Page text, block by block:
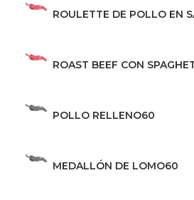
ROULETTE DE POLLO EN
ROAST BEEF CON
POLLO RELLENO60
MEDALLÓN DE LOMO60